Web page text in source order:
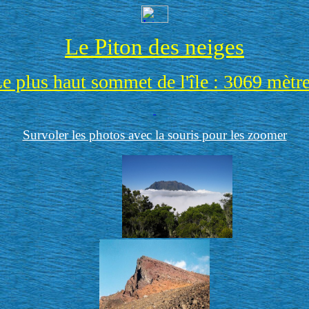
Le Piton des neiges
plus haut sommet de l'île : 3069
Survoler les photos avec la souris pour les zoomer